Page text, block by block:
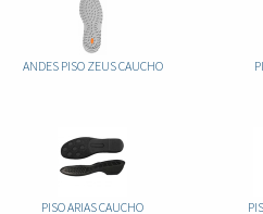
ANDES PISO ZEUS CAUCHO
PISO ARIAS CAUCHO